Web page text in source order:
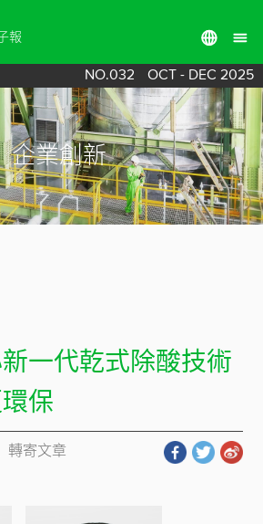
NO.032 OCT - DEC 2025
報
企業創新
一代乾式除酸技術
保
轉寄文章